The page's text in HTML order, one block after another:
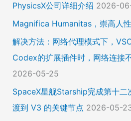
PhysicsX公司详细介绍 2026-
Magnifica Humanitas，崇高人性
解决方法：网络代理模式下，
Codex的扩展插件时，网络连接
2026-05-25
SpaceX星舰Starship完成第十二
渡到 V3 的关键节点 2026-05-